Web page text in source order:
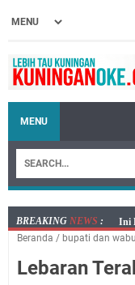
MENU
BREAKING NEWS :
Beranda / bupati dan
Lebaran